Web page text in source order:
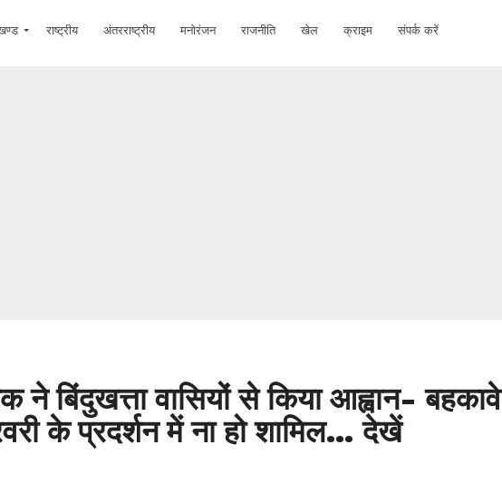
राष्ट्रीय अंतरराष्ट्रीय मनोरंजन राजनीति खेल क्राइम संपर्क करें
बिंदुखत्ता वासियों से किया आह्वान- बहकावे
के प्रदर्शन में ना हो शामिल… देखें